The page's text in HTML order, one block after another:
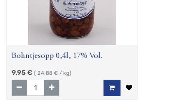
Bohntjesopp 0,4l, 17% Vol.
9,95€ (24,88 € / kg)